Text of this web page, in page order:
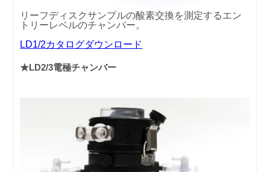
リーフディスクサンプルの酸素交換を測定するエン
トリーレベルのチャンバー。
LD1/2カタログダウンロード
★LD2/3電極チャンバー